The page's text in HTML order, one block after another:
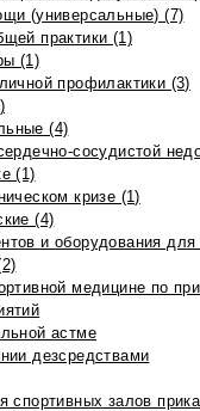
(универсальные) (7)
практики (1)
(1)
профилактики (3)
(4)
сосудистой
(1)
кризе (1)
(4)
и оборудования
медицине по
астме
дезсредствами
спортивных залов